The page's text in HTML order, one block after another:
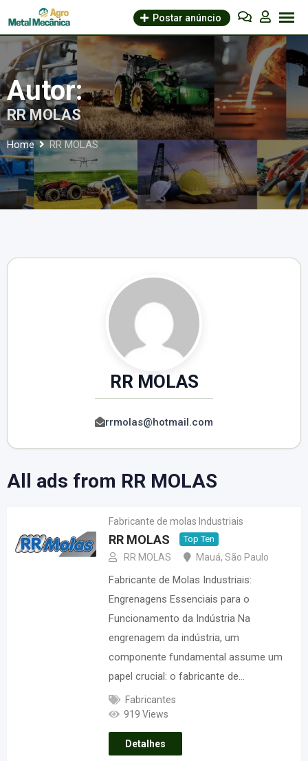
to
content
Postar anúncio
Autor:
RR MOLAS
Home RR MOLAS
RR MOLAS
rrmolas@hotmail.com
All ads from RR MOLAS
Fabricante de molas Industriais
RR MOLAS Top Ten
RR MOLAS Mauá, São Paulo
Fabricante de Molas Industriais:
Engrenagens Essenciais para o
Funcionamento da Indústria Na
engrenagem da indústria, um
componente fundamental assume um
papel crucial: o fabricante de…
Fabricantes
919 Views
Detalhes